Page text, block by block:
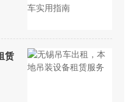
赁